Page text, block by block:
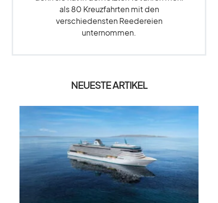
als 80 Kreuzfahrten mit den
verschiedensten Reedereien
unternommen.
NEUESTE ARTIKEL